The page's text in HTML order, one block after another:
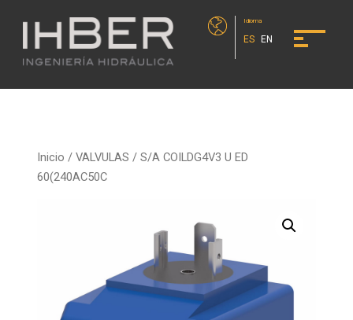
Idioma
ES EN
Inicio /VALVULAS / S/A COILDG4V3 U ED
60(240AC50C